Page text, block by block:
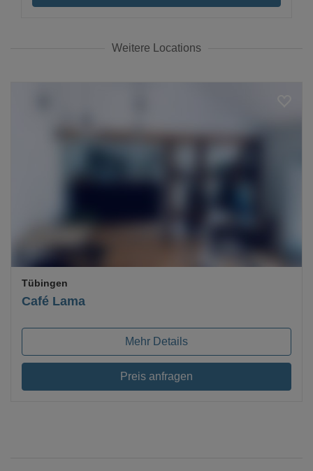
Weitere Locations
Café Lama
Tübingen
Mehr Details
Preis anfragen